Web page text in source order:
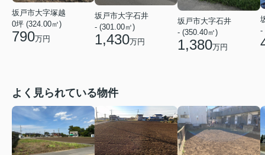
坂戸市大字塚越
0坪 (324.00㎡)
790万円
坂戸市大字石井
- (301.00㎡)
1,430万円
坂戸市大字石井
- (350.40㎡)
1,380万円
-
よく見られている物件